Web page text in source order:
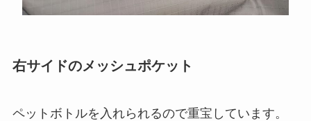
右サイドのメッシュポケット
ペットボトルを入れられるので重宝しています。